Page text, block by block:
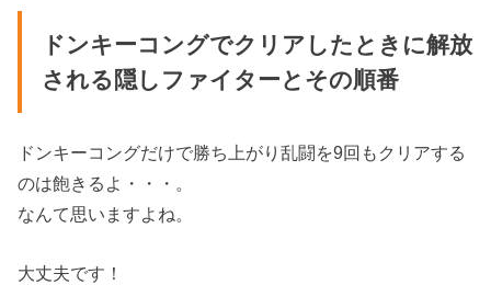
ドンキーコングでクリアしたときに解放
される隠しファイターとその順番
ドンキーコングだけで勝ち上がり乱闘を9回もクリアする
のは飽きるよ・・・。
なんて思いますよね。
大丈夫です！